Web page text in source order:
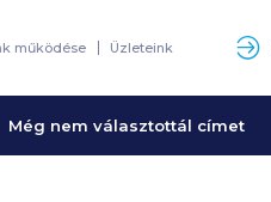
működése Üzleteink
Még nem választottál címet